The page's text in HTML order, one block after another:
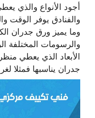
أجود الأنواع والذي
والفنادق يوفر الوقت
وما يميز ورق جدران
والرسومات المختلفة
الأبعاد الذي يعطي
جدران يناسبها فمثلا